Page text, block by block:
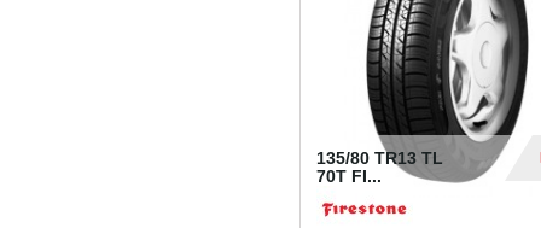
135/80 TR13 TL
70T FI...